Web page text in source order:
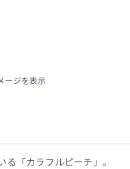
ージを表示
「カラフルピーチ」。